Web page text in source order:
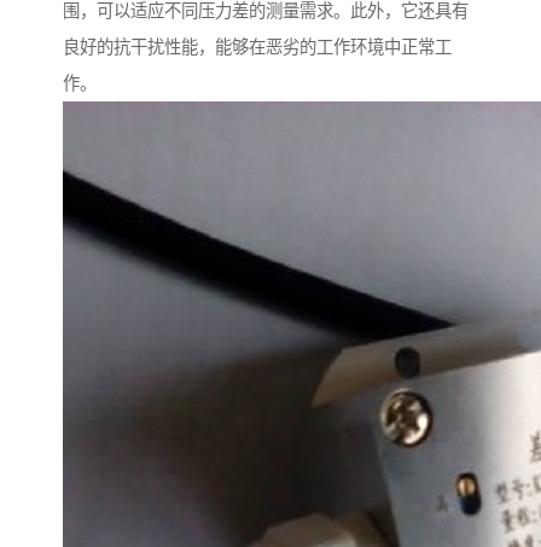
围，可以适应不同压力差的测量需求。此外，它还具有
良好的抗干扰性能，能够在恶劣的工作环境中正常工
作。